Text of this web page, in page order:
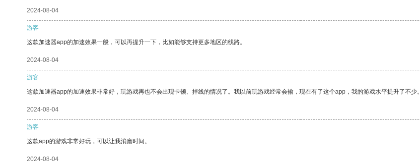
2024-08-04
游客
这款加速器app的加速效果一般，可以再提升一下，比如能够支持更多地区的线路。
2024-08-04
游客
这款加速器app的加速效果非常好，玩游戏再也不会出现卡顿、掉线的情况了。我以前玩游戏经常会输，现在有了这个app，我的游戏水平提升了不少。
2024-08-04
游客
这款app的游戏非常好玩，可以让我消磨时间。
2024-08-04